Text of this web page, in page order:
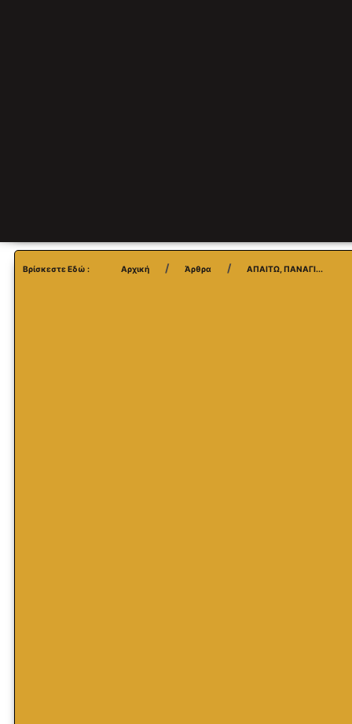
Βρίσκεστε Εδώ : Αρχική Άρθρα ΑΠΑΙΤΩ, ΠΑΝΑΓΙ...